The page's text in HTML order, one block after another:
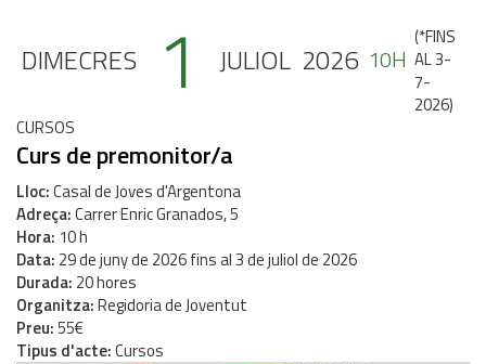
DIMECRES 1 JULIOL 2026 10H
(*FINS
AL 3-
7-
2026)
CURSOS
Curs de premonitor/a
Lloc Casal de Joves d'Argentona
Adreça Carrer Enric Granados, 5
Hora 10 h
Data 29dejunyde 2026fins al3dejuliolde 2026
Durada 20 hores
Organitza Regidoria de Joventut
Preu 55€
Tipus d'acte Cursos